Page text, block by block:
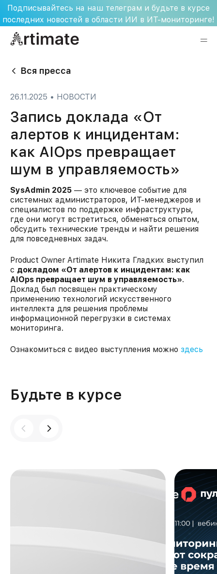
Skip
to
content
Подписывайтесь на наш телеграм и будьте в курсе
последних новостей в области ИИ в ИТ-мониторинге!
Вся пресса
26.11.2025 • НОВОСТИ
Запись доклада «От
алертов к инцидентам:
как AIOps превращает
шум в управляемость»
SysAdmin 2025— это ключевое событие для
системных администраторов, ИТ-менеджеров и
специалистов по поддержке инфраструктуры,
где они могут встретиться, обменяться опытом,
обсудить технические тренды и найти решения
для повседневных задач.
Product Owner Artimate Никита Гладких выступил
с докладом «От алертов к инцидентам: как
AIOps превращает шум в управляемость».
Доклад был посвящен практическому
применению технологий искусственного
интеллекта для решения проблемы
информационной перегрузки в системах
мониторинга.
Ознакомиться с видео выступления можно здесь
Будьте в курсе